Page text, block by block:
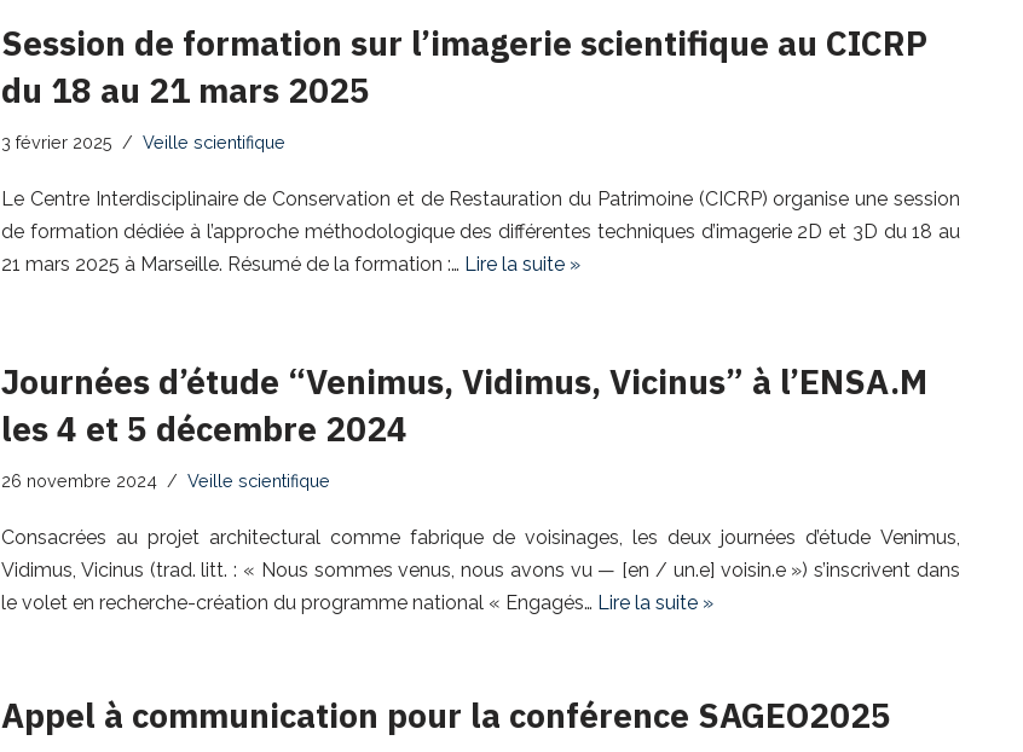
Session de formation sur l’imagerie scientifique au CICRP
du 18 au 21 mars 2025
3 février 2025 Veille scientifique
Le Centre Interdisciplinaire de Conservation et de Restauration du Patrimoine (CICRP) organise une session
de formation dédiée à l’approche méthodologique des différentes techniques d’imagerie 2D et 3D du 18 au
21 mars 2025 à Marseille. Résumé de la formation :… Lire la suite »
Journées d’étude “Venimus, Vidimus, Vicinus” à l’ENSA.M
les 4 et 5 décembre 2024
26 novembre 2024 Veille scientifique
Consacrées au projet architectural comme fabrique de voisinages, les deux journées d’étude Venimus,
Vidimus, Vicinus (trad. litt. : « Nous sommes venus, nous avons vu — [en / un.e] voisin.e ») s’inscrivent dans
le volet en recherche-création du programme national « Engagés… Lire la suite »
Appel à communication pour la conférence SAGEO2025